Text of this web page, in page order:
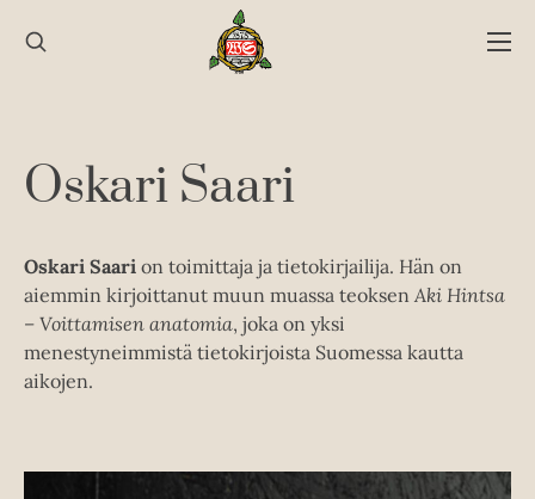
sisältöön
Oskari Saari
Oskari Saari on toimittaja ja tietokirjailija. Hän on
aiemmin kirjoittanut muun muassa teoksen Aki Hintsa
– Voittamisen anatomia, joka on yksi
menestyneimmistä tietokirjoista Suomessa kautta
aikojen.